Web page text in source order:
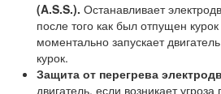
(A.S.S.). Останавливает
после того как был отпущен
моментально запускает
курок.
Защита от перегрева
двигатель, если возникает угроза